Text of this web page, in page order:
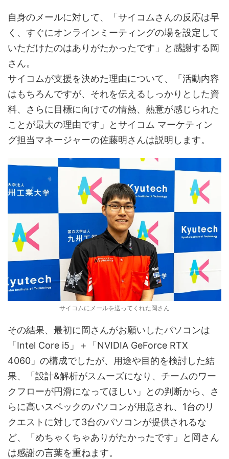
自身のメールに対して、「サイコムさんの反応は早
く、すぐにオンラインミーティングの場を設定して
いただけたのはありがたかったです」と感謝する岡
さん。
サイコムが支援を決めた理由について、「活動内容
はもちろんですが、それを伝えるしっかりとした資
料、さらに目標に向けての情熱、熱意が感じられた
ことが最大の理由です」とサイコム マーケティン
グ担当マネージャーの佐藤明さんは説明します。
サイコムにメールを送ってくれた岡さん
その結果、最初に岡さんがお願いしたパソコンは
「Intel Core i5」＋「NVIDIA GeForce RTX
4060」の構成でしたが、用途や目的を検討した結
果、「設計&解析がスムーズになり、チームのワー
クフローが円滑になってほしい」との判断から、さ
らに高いスペックのパソコンが用意され、1台のリ
クエストに対して3台のパソコンが提供されるな
ど、「めちゃくちゃありがたかったです」と岡さん
は感謝の言葉を重ねます。